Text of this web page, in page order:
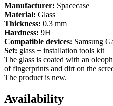
Manufacturer: Spacecase
Material: Glass
Thickness: 0.3 mm
Hardness: 9H
Compatible devices: Samsung
Set: glass + installation tools kit
The glass is coated with an
of fingerprints and dirt on the
The product is new.
Availability